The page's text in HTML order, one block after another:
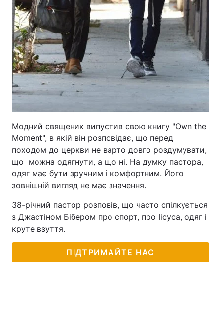
Модний священик випустив свою книгу "Own the
Moment", в якій він розповідає, що перед
походом до церкви не варто довго роздумувати,
що можна одягнути, а що ні. На думку пастора,
одяг має бути зручним і комфортним. Його
зовнішній вигляд не має значення.
38-річний пастор розповів, що часто спілкується
з Джастіном Бібером про спорт, про Іісуса, одяг і
круте взуття.
ПІДТРИМАЙТЕ НАС